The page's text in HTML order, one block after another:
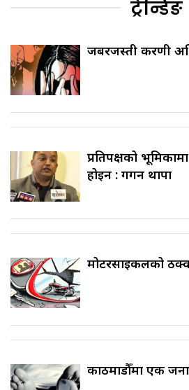
ट्रेन्डिङ
जबरजस्ती करणी
प्रतिपक्षको
होइन : गगन थापा
मोटरसाइकलको
काठमाडौँमा एक